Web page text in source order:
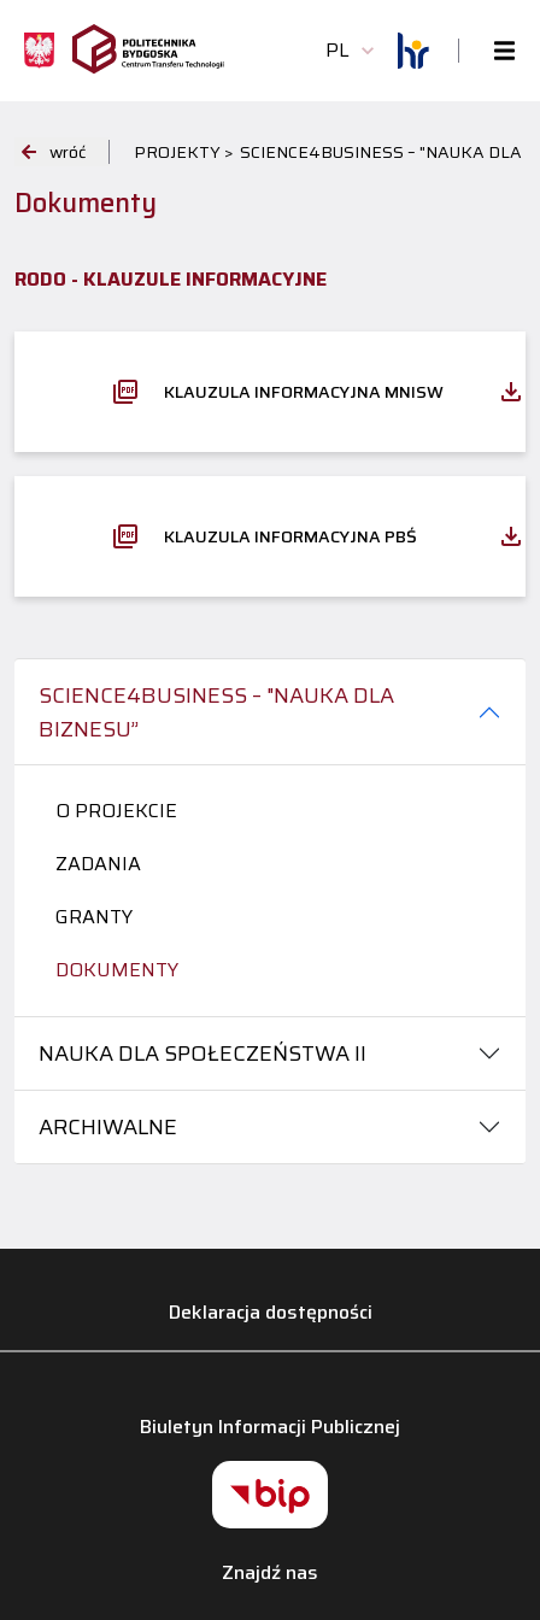
PL
wróć PROJEKTY > SCIENCE4BUSINESS – "NAUKA DLA
SCIENCE4BUSINESS – "NAUKA DLA
BIZNESU”
O PROJEKCIE
ZADANIA
GRANTY
DOKUMENTY
NAUKA DLA SPOŁECZEŃSTWA II
ARCHIWALNE
Dokumenty
RODO - KLAUZULE INFORMACYJNE
KLAUZULA INFORMACYJNA MNISW
KLAUZULA INFORMACYJNA PBŚ
Deklaracja dostępności
Biuletyn Informacji Publicznej
Znajdź nas